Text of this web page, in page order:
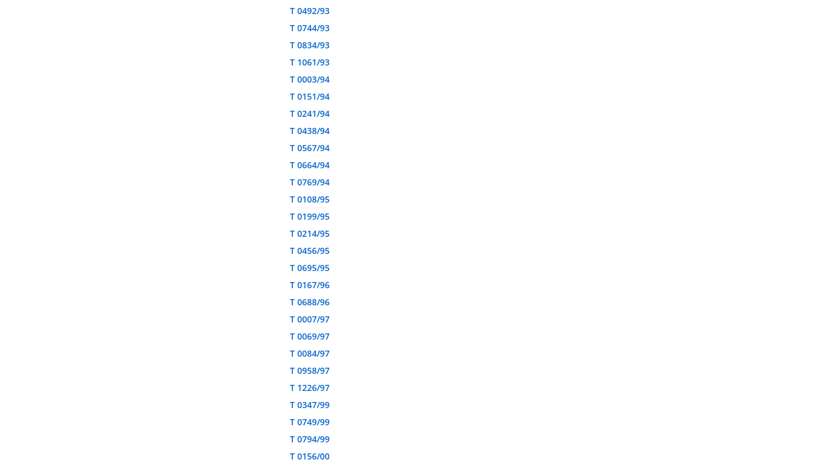
T 0492/93
T 0744/93
T 0834/93
T 1061/93
T 0003/94
T 0151/94
T 0241/94
T 0438/94
T 0567/94
T 0664/94
T 0769/94
T 0108/95
T 0199/95
T 0214/95
T 0456/95
T 0695/95
T 0167/96
T 0688/96
T 0007/97
T 0069/97
T 0084/97
T 0958/97
T 1226/97
T 0347/99
T 0749/99
T 0794/99
T 0156/00